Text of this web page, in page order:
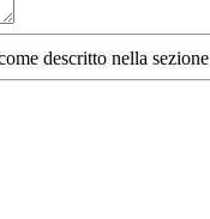
descritto nella sezione